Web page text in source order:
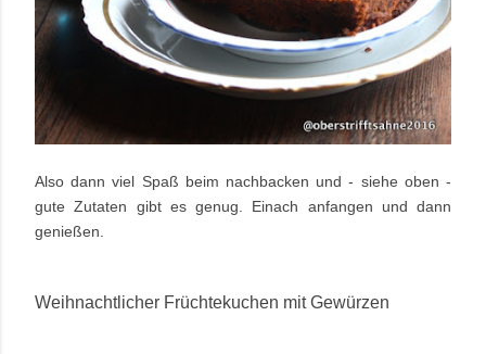
Also dann viel Spaß beim nachbacken und - siehe oben -
gute Zutaten gibt es genug. Einach anfangen und dann
genießen.
Weihnachtlicher Früchtekuchen mit Gewürzen